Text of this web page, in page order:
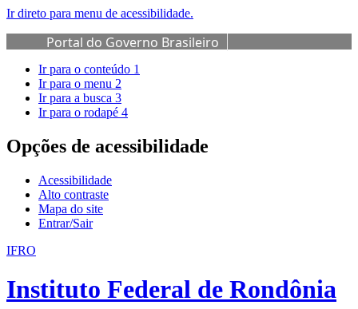
Ir direto para menu de acessibilidade.
Portal do Governo Brasileiro
Ir para o conteúdo 1
Ir para o menu 2
Ir para a busca 3
Ir para o rodapé 4
Opções de acessibilidade
Acessibilidade
Alto contraste
Mapa do site
Entrar/Sair
IFRO
Instituto Federal de Rondônia